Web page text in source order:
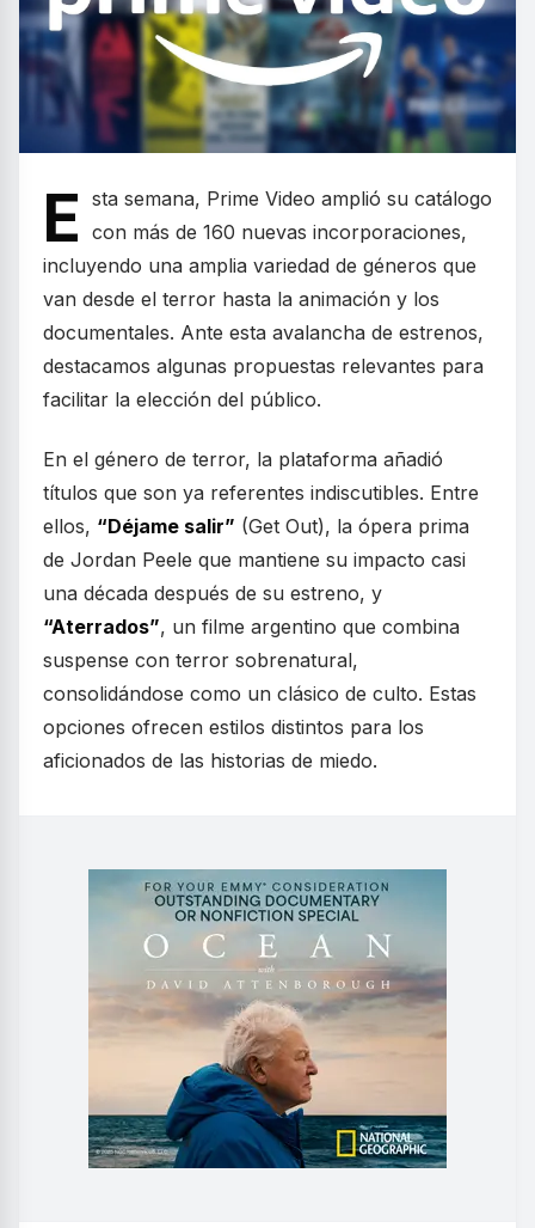
E sta semana, Prime Video amplió su catálogo
con más de 160 nuevas incorporaciones,
incluyendo una amplia variedad de géneros que
van desde el terror hasta la animación y los
documentales. Ante esta avalancha de estrenos,
destacamos algunas propuestas relevantes para
facilitar la elección del público.
En el género de terror, la plataforma añadió
títulos que son ya referentes indiscutibles. Entre
ellos, “Déjame salir” (Get Out), la ópera prima
de Jordan Peele que mantiene su impacto casi
una década después de su estreno, y
“Aterrados”, un filme argentino que combina
suspense con terror sobrenatural,
consolidándose como un clásico de culto. Estas
opciones ofrecen estilos distintos para los
aficionados de las historias de miedo.